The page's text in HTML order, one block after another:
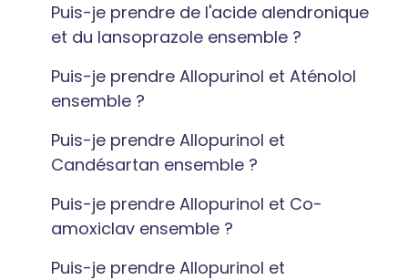
Puis-je prendre de l'acide alendronique
et du lansoprazole ensemble ?
Puis-je prendre Allopurinol et Aténolol
ensemble ?
Puis-je prendre Allopurinol et
Candésartan ensemble ?
Puis-je prendre Allopurinol et Co-
amoxiclav ensemble ?
Puis-je prendre Allopurinol et